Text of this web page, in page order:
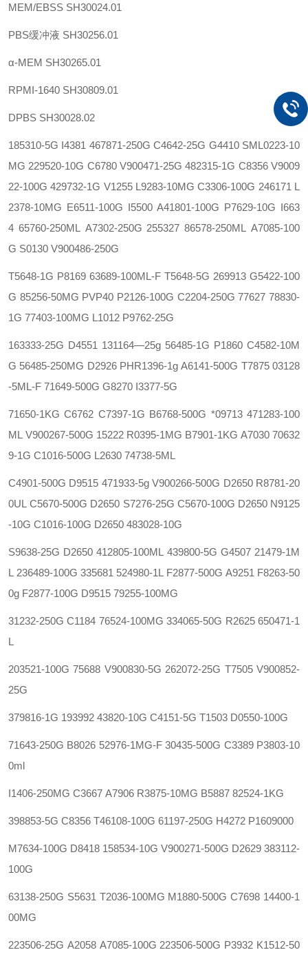
MEM/EBSS SH30024.01
PBS缓冲液 SH30256.01
α-MEM SH30265.01
RPMI-1640 SH30809.01
DPBS SH30028.02
185310-5G I4381 467871-250G C4642-25G G4410 SML0223-10
MG 229520-10G C6780 V900471-25G 482315-1G C8356 V9009
22-100G 429732-1G V1255 L9283-10MG C3306-100G 246171 L
2378-10MG E6511-100G I5500 A41801-100G P7629-10G I663
4 65760-250ML A7302-250G 255327 86578-250ML A7085-100
G S0130 V900486-250G
T5648-1G P8169 63689-100ML-F T5648-5G 269913 G5422-100
G 85256-50MG PVP40 P2126-100G C2204-250G 77627 78830-
1G‍ 77403-100MG L1012 P9762-25G
163333-25G D4551 131164—25g 56485-1G P1860 C4582-10M
G 56485-250MG D2926 PHR1396-1g A6141-500G T7875 03128
-5ML-F 71649-500G G8270 I3377-5G
71650-1KG C6762 C7397-1G B6768-500G *09713 471283-100
ML V900267-500G 15222 R0395-1MG B7901-1KG A7030 70632
9-1G C1016-500G L2630 74738-5ML
C4901-500G D9515 471933-5g V900266-500G D2650 R8781-20
0UL C5670-500G D2650 S7276-25G C5670-100G D2650 N9125
-10G C1016-100G D2650 483028-10G
S9638-25G D2650 412805-100ML 439800-5G G4507 21479-1M
L 236489-100G 335681 524980-1L F2877-500G A9251 F8263-50
0g F2877-100G D9515 79255-100MG
31232-250G C1184 76524-100MG 334065-50G R2625 650471-1
L‍
203521-100G 75688 V900830-5G 262072-25G T7505 V900852-
25G
379816-1G 193992 43820-10G C4151-5G T1503 D0550-100G
71643-250G B8026 52976-1MG-F 30435-500G C3389 P3803-10
0ml
I1406-250MG C3667 A7906 R3875-10MG B5887 82524-1KG‍
398853-5G C8356 T46108-100G 61197-250G H4272 P1609000
M7634-100G D8418 158534-10G V900271-500G D2629 383112-
100G
63138-250G S5631 T2036-100MG M1880-500G C7698 14400-1
00MG
223506-25G A2058 A7085-100G 223506-500G P3932 K1512-50